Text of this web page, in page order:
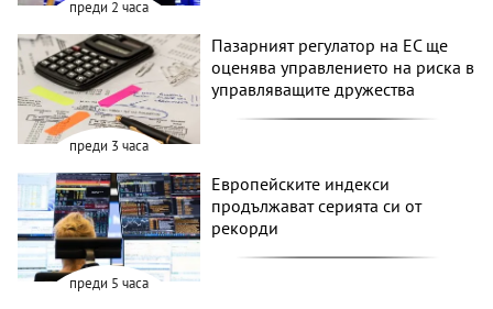
преди 2 часа
преди 3 часа
Пазарният регулатор на ЕС ще
оценява управлението на риска в
управляващите дружества
преди 5 часа
Европейските индекси
продължават серията си от
рекорди